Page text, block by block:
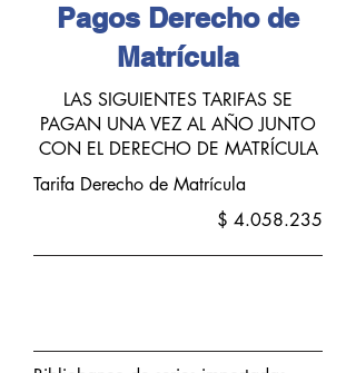
Pagos Derecho de
Matrícula
LAS SIGUIENTES TARIFAS SE
PAGAN UNA VEZ AL AÑO JUNTO
CON EL DERECHO DE MATRÍCULA
Tarifa Derecho de Matrícula
$ 4.058.235